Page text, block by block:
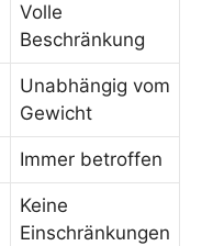
Volle
Beschränkung
Unabhängig vom
Gewicht
Immer betroffen
Keine
Einschränkungen